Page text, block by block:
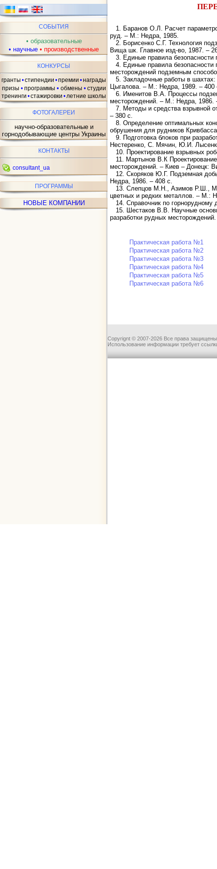
СОБЫТИЯ
• образовательные
• научные • производственные
КОНКУРСЫ
гранты •стипендии •премии •награды
призы • программы • обмены • студии
тренинги •стажировки •летние школы
ФОТОГАЛЕРЕИ
научно-образовательные и
горнодобывающие центры Украины
КОНТАКТЫ
consultant_ua
ПРОГРАММЫ
НОВЫЕ КОМПАНИИ
1. Баранов О.Л. Расчет
руд. – М.: Недра, 1985.
2. Борисенко С.Г. Технология
Вища шк. Главное изд-во, 1987. –
3. Единые правила
4. Единые правила безопасности
месторождений подземным
5. Закладочные работы в
Цыгалова. – М.: Недра, 1989. – 400
6. Именитов В.А. Процессы
месторождений. – М.: Недра, 1986.
7. Методы и средства взрывной
– 380 с.
8. Определение оптимальных
обрушения для рудников
9. Подготовка блоков при
Нестеренко, С. Мячин, Ю.И.
10. Проектирование взрывных
11. Мартынов В.К
месторождений. – Киев – Донецк:
12. Скоряков Ю.Г. Подземная
Недра, 1986. – 408 с.
13. Слепцов М.Н., Азимов Р.Ш.,
цветных и редких металлов. – М.:
14. Справочник по
15. Шестаков В.В. Научные
разработки рудных
Практическая работа №1
Практическая работа №2
Практическая работа №3
Практическая работа №4
Практическая работа №5
Практическая работа №6
Copyrignt © 2007-2026 Все права
Использование информации требует